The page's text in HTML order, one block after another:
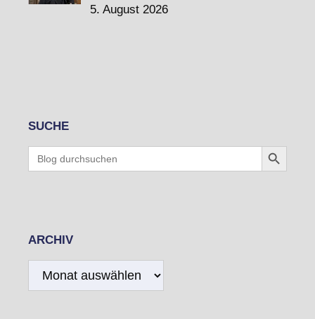
5. August 2026
SUCHE
Search
for:
Search Button
ARCHIV